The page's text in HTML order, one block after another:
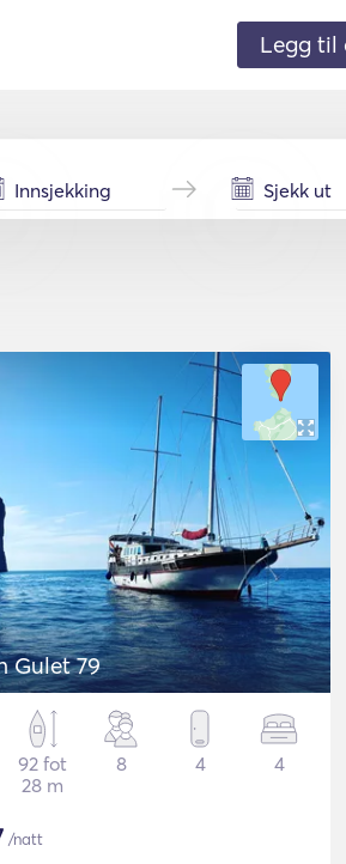
Legg til
Gulet 79
92 fot
28 m
8 4 4
/natt